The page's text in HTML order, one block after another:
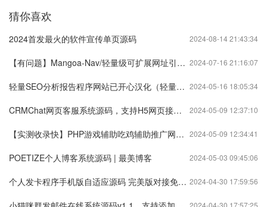
猜你喜欢
2024-08-14 21:43:34
2024首发最火的软件宣传单页源码
2024-07-16 21:16:07
【有问题】Mangoa-Nav/轻量级可扩展网址引导系统集成多套模板带后台无需授权
2024-05-16 18:05:34
轻量SEO分析报告程序网站已开心汉化（轻量搜索引擎）
2024-05-09 12:37:10
CRMChat网页客服系统源码，支持H5网页接入（在线客服crm系统）
2024-05-09 12:34:41
【实测收录快】PHP游戏辅助吃鸡辅助推广网站源码（游戏辅助官网源码）
2024-05-03 09:45:06
POETIZE个人博客系统源码 | 最美博客
2024-04-30 17:59:56
个人发卡程序手机版自适应源码 完美版对接免签约